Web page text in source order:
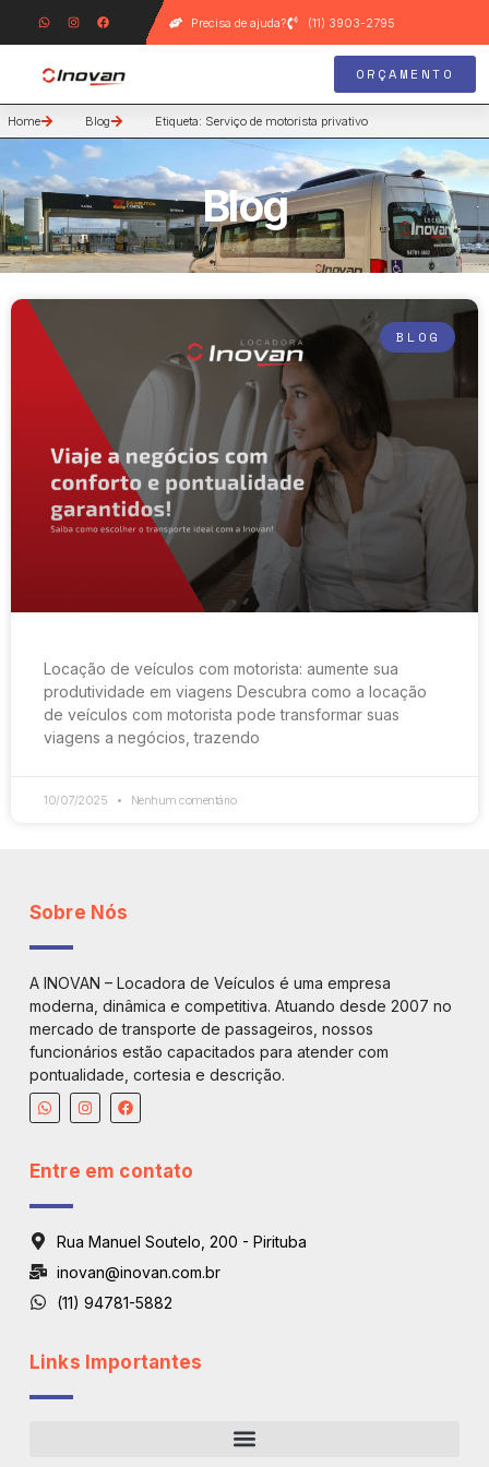
Precisa de ajuda? (11) 3903-2795
ORÇAMENTO
Home Blog Etiqueta: Serviço de motorista privativo
Blog
BLOG
Locação de veículos com motorista: aumente sua
produtividade em viagens Descubra como a locação
de veículos com motorista pode transformar suas
viagens a negócios, trazendo
10/07/2025 Nenhum comentário
Sobre Nós
A INOVAN – Locadora de Veículos é uma empresa
moderna, dinâmica e competitiva. Atuando desde 2007 no
mercado de transporte de passageiros, nossos
funcionários estão capacitados para atender com
pontualidade, cortesia e descrição.
Entre em contato
Rua Manuel Soutelo, 200 - Pirituba
inovan@inovan.com.br
(11) 94781-5882
Links Importantes